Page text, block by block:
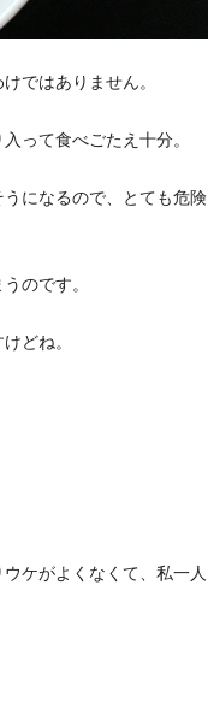
ではありません。
って食べごたえ十分。
になるので、とても危険
のです。
どね。
ケがよくなくて、私一人